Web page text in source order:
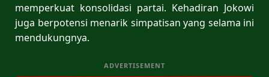
memperkuat konsolidasi partai. Kehadiran Jokowi
juga berpotensi menarik simpatisan yang selama ini
mendukungnya.
ADVERTISEMENT